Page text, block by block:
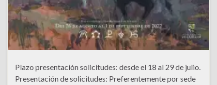
Plazo presentación solicitudes: desde el 18 al 29 de julio.
Presentación de solicitudes: Preferentemente por sede